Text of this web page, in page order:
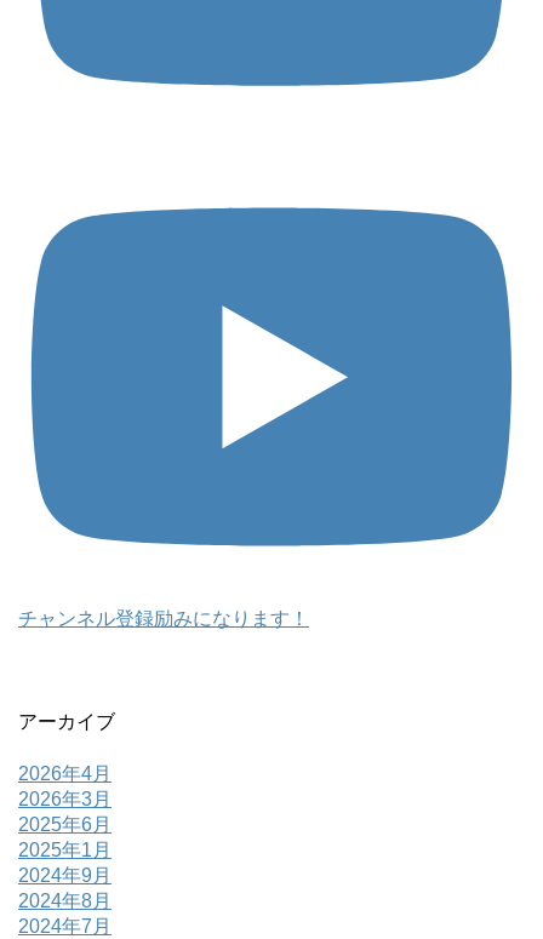
チャンネル登録励みになります！
アーカイブ
2026年4月
2026年3月
2025年6月
2025年1月
2024年9月
2024年8月
2024年7月